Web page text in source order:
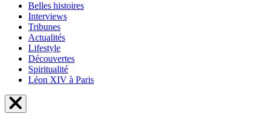
Belles histoires
Interviews
Tribunes
Actualités
Lifestyle
Découvertes
Spiritualité
Léon XIV à Paris